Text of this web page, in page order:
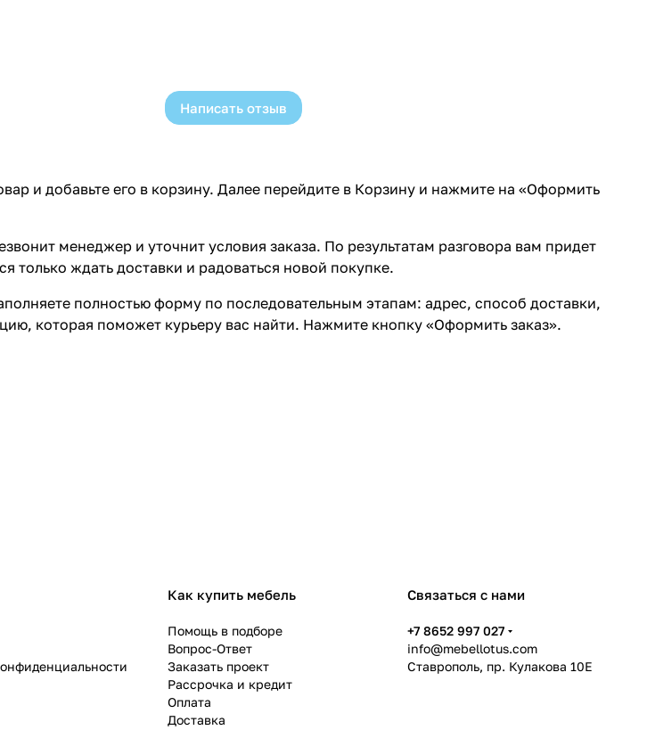
Написать отзыв
и добавьте его в корзину. Далее перейдите в Корзину и нажмите на «Оформить
менеджер и уточнит условия заказа. По результатам разговора вам придет
только ждать доставки и радоваться новой покупке.
полностью форму по последовательным этапам: адрес, способ доставки,
которая поможет курьеру вас найти. Нажмите кнопку «Оформить заказ».
Как купить мебель
Помощь в подборе
Вопрос-Ответ
Заказать проект
Рассрочка и кредит
Оплата
Доставка
Связаться с нами
+7 8652 997 027
info@mebellotus.com
Ставрополь, пр. Кулакова 10Е